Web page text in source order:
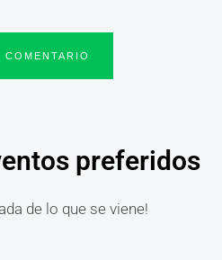
preferidos
de lo que se viene!